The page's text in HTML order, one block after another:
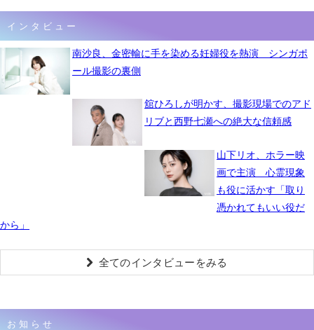
インタビュー
南沙良、金密輸に手を染める妊婦役を熱演 シンガポ
ール撮影の裏側
舘ひろしが明かす、撮影現場でのアド
リブと西野七瀬への絶大な信頼感
山下リオ、ホラー映
画で主演 心霊現象
も役に活かす「取り
憑かれてもいい役だ
から」
全てのインタビューをみる
お知らせ